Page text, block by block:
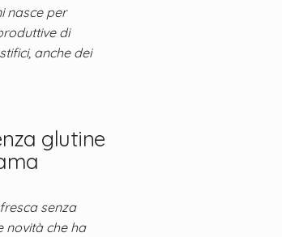
nasce per
di
anche dei
glutine
senza
novità che ha